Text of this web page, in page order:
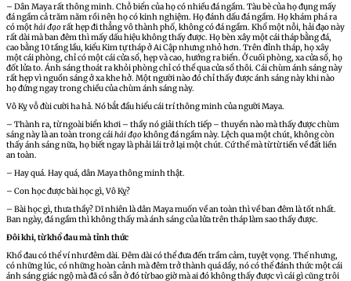
– Dân Maya rất thông minh. Chỗ biển của họ có nhiều đá ngầm. Tàu bè của họ đụng mấy
đá ngầm cả trăm năm rồi nên họ có kinh nghiệm. Họ đánh dấu đá ngầm. Họ khám phá ra
có mộthải đạorất hẹp đi thẳng vô thành phố, không có đá ngầm. Khổ một nỗi, hải đạo này
rất dài mà ban đêm thì mấy dấu hiệu không thấy được. Họ bèn xây một cái tháp bằng đá,
cao bằng 10 tầng lầu, kiểu Kim tự tháp ở Ai Cập nhưng nhỏ hơn. Trên đỉnh tháp, họ xây
một cái phòng, chỉ có một cái cửa sổ, hẹp và cao, hướng ra biển. Ở cuối phòng, xa cửa sổ, họ
đốt lửa to. Ánh sáng thoát ra khỏi phòng chỉ có thể qua cửa sổ thôi. Cái chùm ánh sáng này
rất hẹp vì nguồn sáng ở xa khe hở. Một người nào đó chỉ thấy được ánh sáng này khi nào
họ đứng ngay trong chiều của chùm ánh sáng này.
Vô Kỵ vỗ đùi cười ha hả. Nó bắt đầu hiểu cái trí thông minh của người Maya.
– Thành ra, từ ngoài biển khơi – thầy nó giải thích tiếp – thuyền nào mà thấy được chùm
sáng này là an toàn trong cáihải đạokhông đá ngầm này. Lệch qua một chút, không còn
thấy ánh sáng nữa, họ biết ngay là phải lái trở lại một chút. Cứ thế mà từ từ tiến về đất liền
an toàn.
– Hay quá. Hay quá, dân Maya thông minh thật.
– Con học được bài học gì, Vô Kỵ?
– Bài học gì, thưa thầy? Dĩ nhiên là dân Maya muốn về an toàn thì về ban đêm là tốt nhất.
Ban ngày, đá ngầm thì không thấy mà ánh sáng của lửa trên tháp làm sao thấy được.
Đôi khi, từ khổ đau mà tỉnh thức
Khổ đau có thể ví như đêm dài. Đêm dài có thể đưa đến trầm cảm, tuyệt vọng. Thế nhưng,
có những lúc, có những hoàn cảnh mà đêm trở thành quá dầy, nó có thể đánh thức một cái
ánh sáng giác ngộ mà đã có sẵn ở đó từ bao giờ mà ai đó không thấy được vì cái gì cũng trôi